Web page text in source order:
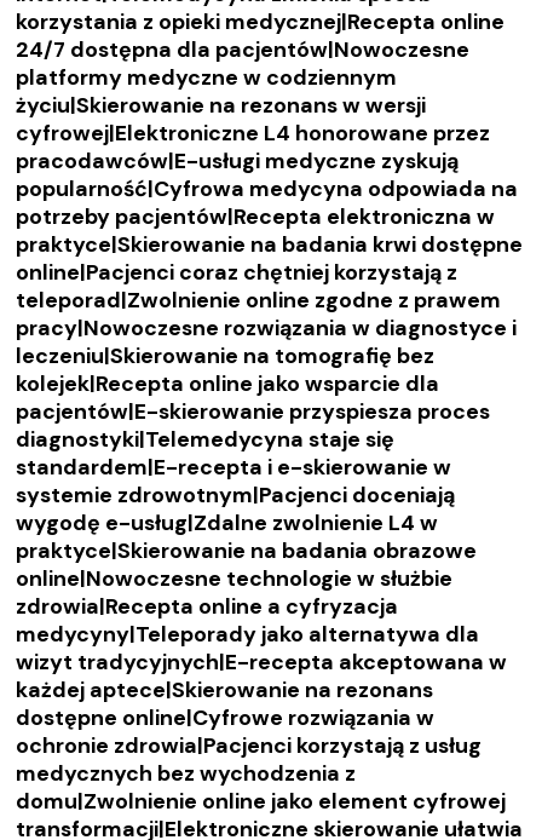
korzystania z opieki medycznej|Recepta online
24/7 dostępna dla pacjentów|Nowoczesne
platformy medyczne w codziennym
życiu|Skierowanie na rezonans w wersji
cyfrowej|Elektroniczne L4 honorowane przez
pracodawców|E-usługi medyczne zyskują
popularność|Cyfrowa medycyna odpowiada na
potrzeby pacjentów|Recepta elektroniczna w
praktyce|Skierowanie na badania krwi dostępne
online|Pacjenci coraz chętniej korzystają z
teleporad|Zwolnienie online zgodne z prawem
pracy|Nowoczesne rozwiązania w diagnostyce i
leczeniu|Skierowanie na tomografię bez
kolejek|Recepta online jako wsparcie dla
pacjentów|E-skierowanie przyspiesza proces
diagnostyki|Telemedycyna staje się
standardem|E-recepta i e-skierowanie w
systemie zdrowotnym|Pacjenci doceniają
wygodę e-usług|Zdalne zwolnienie L4 w
praktyce|Skierowanie na badania obrazowe
online|Nowoczesne technologie w służbie
zdrowia|Recepta online a cyfryzacja
medycyny|Teleporady jako alternatywa dla
wizyt tradycyjnych|E-recepta akceptowana w
każdej aptece|Skierowanie na rezonans
dostępne online|Cyfrowe rozwiązania w
ochronie zdrowia|Pacjenci korzystają z usług
medycznych bez wychodzenia z
domu|Zwolnienie online jako element cyfrowej
transformacji|Elektroniczne skierowanie ułatwia